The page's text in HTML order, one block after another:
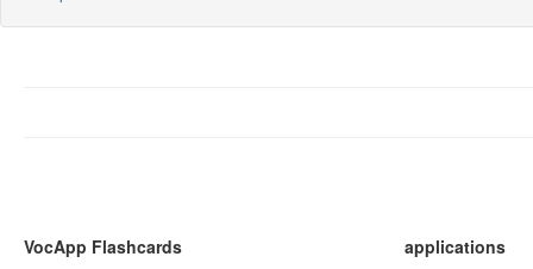
VocApp Flashcards
applications